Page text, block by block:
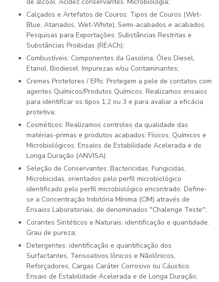
Calçados e Artefatos de Couros: Tipos de Couros (Wet-
Blue, Atanados, Wet-White), Semi-acabados e acabados.
Pesquisas para Exportações: Substâncias Restritas e
Substâncias Proibidas (REACh);
Combustíveis: Componentes da Gasolina, Óleo Diesel,
Etanol, Biodiesel. Impurezas e/ou Contaminantes;
Cremes Protetores / EPIs: Protegem a pele de contatos com
agentes Químicos/Produtos Químicos. Realizamos ensaios
para identificar os tipos 1,2 ou 3 e para avaliar a eficácia
protetiva;
Cosméticos: Realizamos controles da qualidade das
matérias-primas e produtos acabados: Físicos, Químicos e
Microbiológicos. Ensaios de Estabilidade Acelerada e de
Longa Duração (ANVISA).
Seleção de Conservantes: Bactericidas, Fungicidas,
Microbicidas, orientados pelo perfil microbiológico
identificado pelo perfil microbiológico encontrado. Define-
se a Concentração Inibitória Mínima (CIM) através de
Ensaios Laboratoriais, de denominados "Chalenge Teste";
Corantes Sintéticos e Naturais: identificação e quantidade.
Grau de pureza;
Detergentes: identificação e quantificação dos
Surfactantes, Tensoativos Iônicos e NãoIônicos,
Reforçadores, Cargas Caráter Corrosivo ou Cáustico.
Ensaio de Estabilidade Acelerada e de Longa Duração;